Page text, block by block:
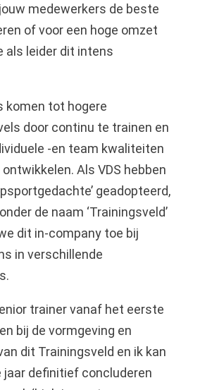
medewerkers de beste
of voor een hoge omzet
als leider dit intens
komen tot hogere
door continu te trainen en
-en team kwaliteiten
Als VDS hebben
geadopteerd,
de naam ‘Trainingsveld’
dit in-company toe bij
in verschillende
trainer vanaf het eerste
bij de vormgeving en
dit Trainingsveld en ik kan
jaar definitief concluderen